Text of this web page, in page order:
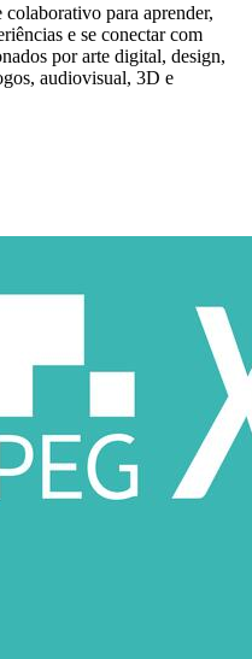
para aprender,
e se conectar com
por arte digital, design,
audiovisual, 3D e